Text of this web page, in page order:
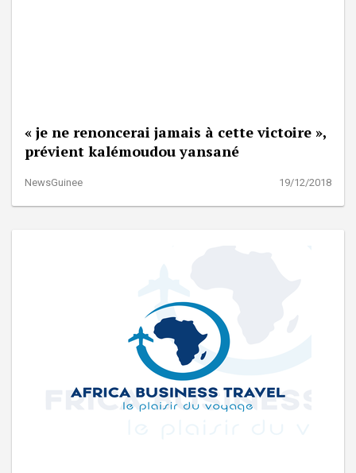
« je ne renoncerai jamais à cette victoire »,
prévient kalémoudou yansané
NewsGuinee 19/12/2018